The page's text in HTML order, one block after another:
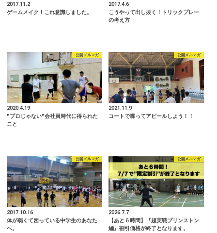
2017.11.2
ゲームメイク！これ意識しました。
2017.4.6
こうやって出し抜く！トリックプレー
の考え方
公開メルマガ
2020.4.19
”プロじゃない”会社員時代に得られた
こと
公開メルマガ
2021.11.9
コートで喋ってアピールしよう！！
公開メルマガ
2017.10.16
体が弱くて困っている中学生のあなた
へ。
公開メルマガ
2026.7.7
【あと６時間】『超実戦プリンストン
編』割引価格が終了となります。